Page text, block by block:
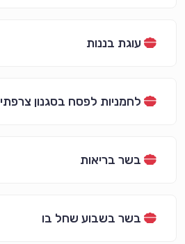
עוגת בננות
לחמניות לפסח בסגנון צרפתי
בשר בריאות
בשר בשבוע שחל בו